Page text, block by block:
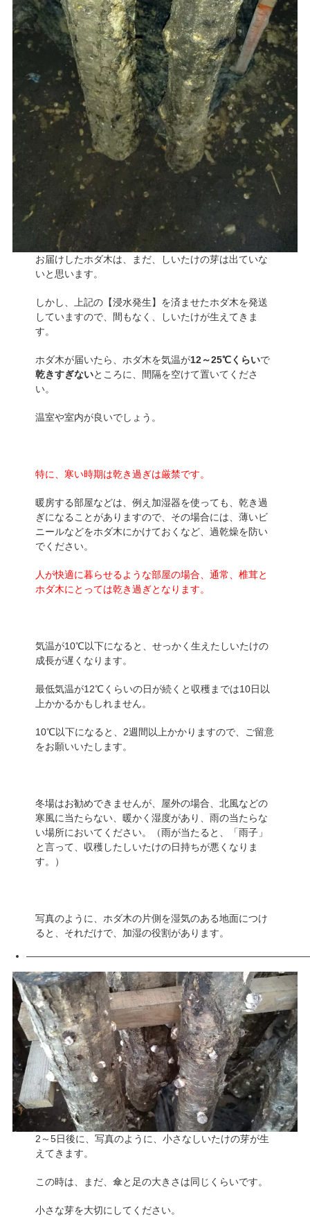
お届けしたホダ木は、まだ、しいたけの芽は出ていな
いと思います。
しかし、上記の【浸水発生】を済ませたホダ木を発送
していますので、間もなく、しいたけが生えてきま
す。
ホダ木が届いたら、ホダ木を気温が12～25℃くらいで
乾きすぎないところに、間隔を空けて置いてくださ
い。
温室や室内が良いでしょう。
特に、寒い時期は乾き過ぎは厳禁です。
暖房する部屋などは、例え加湿器を使っても、乾き過
ぎになることがありますので、その場合には、薄いビ
ニールなどをホダ木にかけておくなど、過乾燥を防い
でください。
人が快適に暮らせるような部屋の場合、通常、椎茸と
ホダ木にとっては乾き過ぎとなります。
気温が10℃以下になると、せっかく生えたしいたけの
成長が遅くなります。
最低気温が12℃くらいの日が続くと収穫までは10日以
上かかるかもしれません。
10℃以下になると、2週間以上かかりますので、ご留意
をお願いいたします。
冬場はお勧めできませんが、屋外の場合、北風などの
寒風に当たらない、暖かく湿度があり、雨の当たらな
い場所においてください。（雨が当たると、「雨子」
と言って、収穫したしいたけの日持ちが悪くなりま
す。）
写真のように、ホダ木の片側を湿気のある地面につけ
ると、それだけで、加湿の役割があります。
2～5日後に、写真のように、小さなしいたけの芽が生
えてきます。
この時は、まだ、傘と足の大きさは同じくらいです。
小さな芽を大切にしてください。